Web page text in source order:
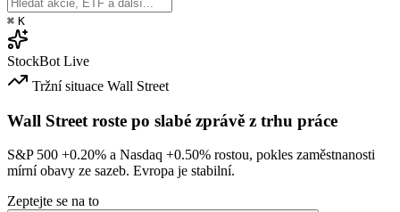
⌘ K
StockBot Live
Tržní situace Wall Street
Wall Street roste po slabé zprávě z trhu práce
S&P 500 +0.20% a Nasdaq +0.50% rostou, pokles zaměstnanosti
mírní obavy ze sazeb. Evropa je stabilní.
Zeptejte se na to